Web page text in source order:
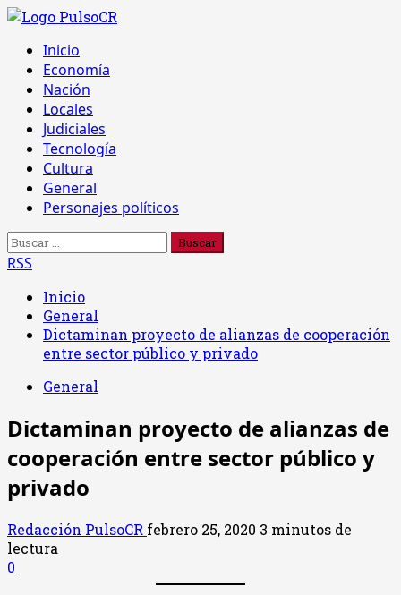
Saltar
contenido
Menú
principal
Inicio
Economía
Nación
Locales
Judiciales
Tecnología
Cultura
General
Personajes políticos
Buscar:
RSS
Inicio
General
Dictaminan proyecto de alianzas de cooperación
entre sector público y privado
General
Dictaminan proyecto de alianzas de
cooperación entre sector público y
privado
Redacción PulsoCR febrero 25, 2020 3 minutos de
lectura
0